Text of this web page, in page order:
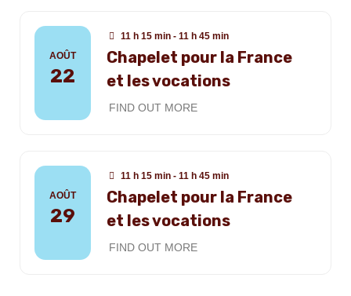
AOÛT
22
11 h 15 min - 11 h 45 min
Chapelet pour la France
et les vocations
FIND OUT MORE
AOÛT
29
11 h 15 min - 11 h 45 min
Chapelet pour la France
et les vocations
FIND OUT MORE